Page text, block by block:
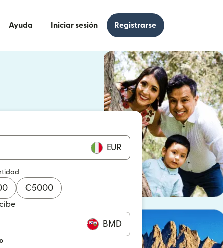
Ayuda Iniciar sesión Registrarse
EUR
€5000
BMD